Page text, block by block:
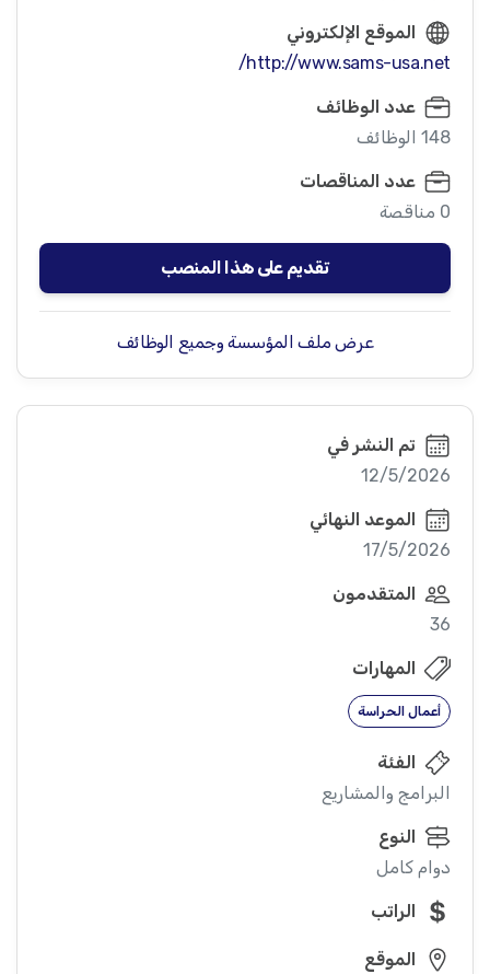
الموقع الإلكتروني
http://www.sams-usa.net/
عدد الوظائف
148 الوظائف
عدد المناقصات
0 مناقصة
تقديم على هذا المنصب
عرض ملف المؤسسة وجميع الوظائف
تم النشر في
12/5/2026
الموعد النهائي
17/5/2026
المتقدمون
36
المهارات
أعمال الحراسة
الفئة
البرامج والمشاريع
النوع
دوام كامل
الراتب
الموقع